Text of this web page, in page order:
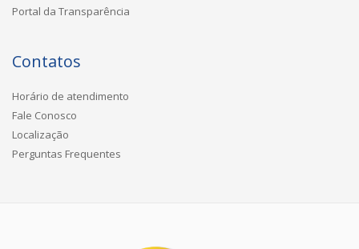
Portal da Transparência
Contatos
Horário de atendimento
Fale Conosco
Localização
Perguntas Frequentes